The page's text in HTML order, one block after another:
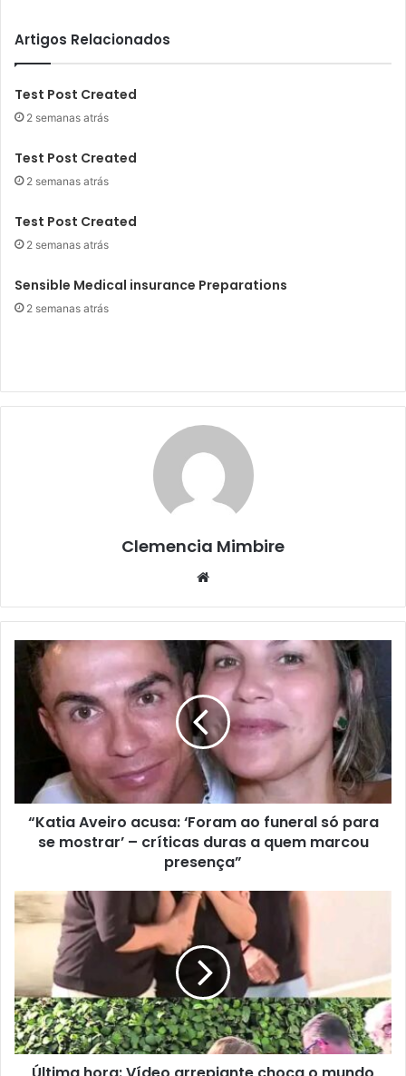
Artigos Relacionados
Test Post Created
2 semanas atrás
Test Post Created
2 semanas atrás
Test Post Created
2 semanas atrás
Sensible Medical insurance Preparations
2 semanas atrás
Clemencia Mimbire
Website
“Katia Aveiro acusa: ‘Foram ao funeral só para
se mostrar’ – críticas duras a quem marcou
presença”